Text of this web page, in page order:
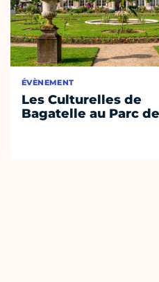
ÉVÈNEMENT
Les Culturelles de
Bagatelle au Parc